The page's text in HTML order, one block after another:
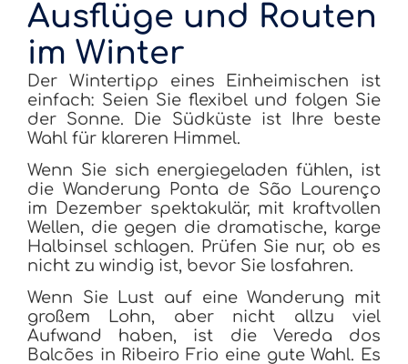
Ausflüge und Routen
im Winter
Der Wintertipp eines Einheimischen ist
einfach: Seien Sie flexibel und folgen Sie
der Sonne. Die Südküste ist Ihre beste
Wahl für klareren Himmel.
Wenn Sie sich energiegeladen fühlen, ist
die Wanderung Ponta de São Lourenço
im Dezember spektakulär, mit kraftvollen
Wellen, die gegen die dramatische, karge
Halbinsel schlagen. Prüfen Sie nur, ob es
nicht zu windig ist, bevor Sie losfahren.
Wenn Sie Lust auf eine Wanderung mit
großem Lohn, aber nicht allzu viel
Aufwand haben, ist die Vereda dos
Balcões in Ribeiro Frio eine gute Wahl. Es